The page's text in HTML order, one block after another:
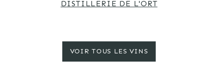
DISTILLERIE DE L'ORT
VOIR TOUS LES VINS